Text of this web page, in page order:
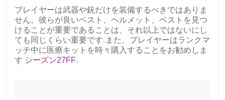
プレイヤーは武器や銃だけを装備するべきではありま
せん。彼らが良いベスト、ヘルメット、ベストを見つ
けることが重要であることは、それ以上ではないにし
ても同じくらい重要です.また、プレイヤーはランクマ
ッチ中に医療キットを時々購入することをお勧めしま
す シーズン27FF.